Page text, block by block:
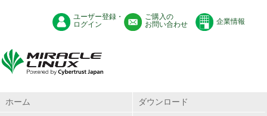
ユーザー登録・
ログイン
ご購入の
お問い合わせ
企業情報
ホーム ダウンロード